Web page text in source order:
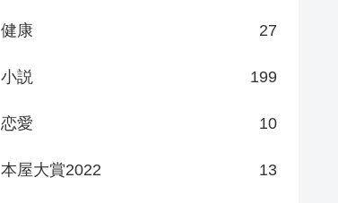
健康 27
小説 199
恋愛 10
本屋大賞2022 13